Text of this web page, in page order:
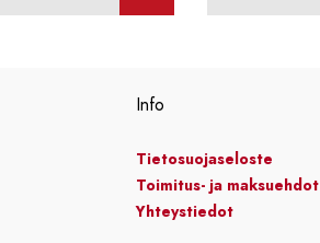
Info
Tietosuojaseloste
Toimitus- ja maksuehdot
Yhteystiedot